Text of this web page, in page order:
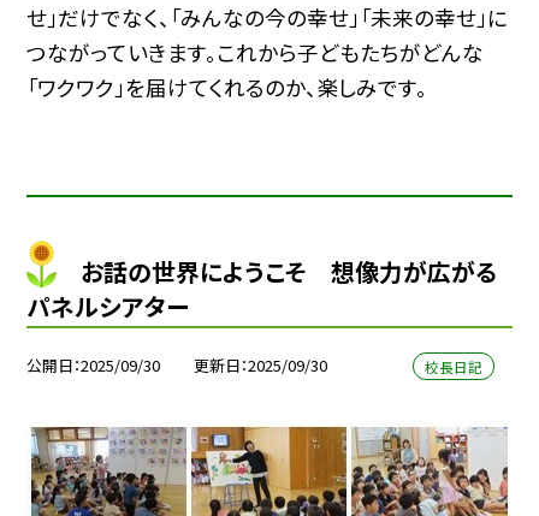
せ」だけでなく、「みんなの今の幸せ」「未来の幸せ」に
つながっていきます。これから子どもたちがどんな
「ワクワク」を届けてくれるのか、楽しみです。
お話の世界にようこそ 想像力が広がる
パネルシアター
公開日 2025/09/30 更新日 2025/09/30 校長日記